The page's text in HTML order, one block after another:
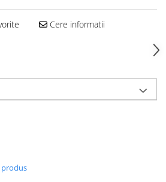
Cere informatii